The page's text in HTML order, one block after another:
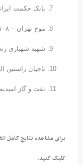
بانک حکمت ایرانیان
موج تهران – ۲۱۰۸ امتیاز
شهید شهبازی زنجان –
ناجیان راستین البرز- ۲۰۶۳
نفت و گاز امیدیه- ۱۸۲۹
برای مشاهده نتایج کامل
کلیک کنید.